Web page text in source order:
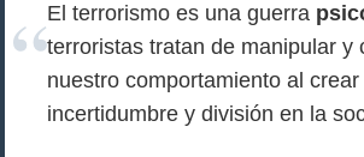
El terrorismo es una guerra
terroristas tratan de manipular y
nuestro comportamiento al crear
incertidumbre y división en la